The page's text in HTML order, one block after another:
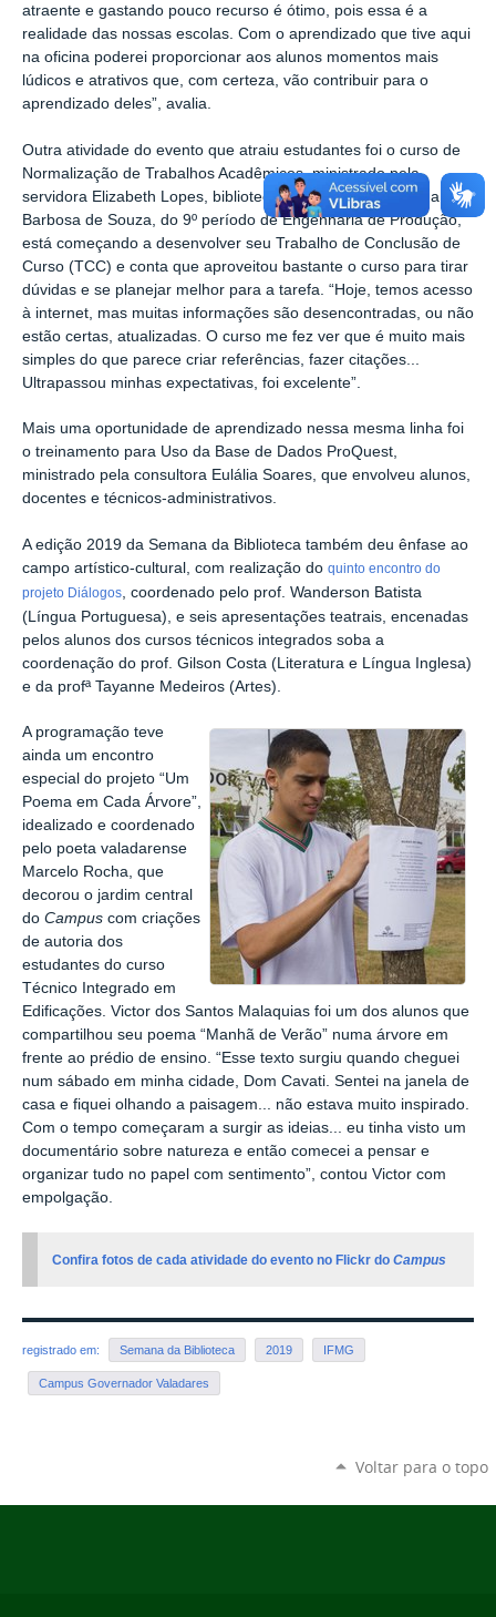
atraente e gastando pouco recurso é ótimo, pois essa é a
realidade das nossas escolas. Com o aprendizado que tive aqui
na oficina poderei proporcionar aos alunos momentos mais
lúdicos e atrativos que, com certeza, vão contribuir para o
aprendizado deles”, avalia.
Outra atividade do evento que atraiu estudantes foi o curso de
Normalização de Trabalhos Acadêmicos, ministrado pela
servidora Elizabeth Lopes, bibliotecária do Campus. Marina
Barbosa de Souza, do 9º período de Engenharia de Produção,
está começando a desenvolver seu Trabalho de Conclusão de
Curso (TCC) e conta que aproveitou bastante o curso para tirar
dúvidas e se planejar melhor para a tarefa. “Hoje, temos acesso
à internet, mas muitas informações são desencontradas, ou não
estão certas, atualizadas. O curso me fez ver que é muito mais
simples do que parece criar referências, fazer citações...
Ultrapassou minhas expectativas, foi excelente”.
Mais uma oportunidade de aprendizado nessa mesma linha foi
o treinamento para Uso da Base de Dados ProQuest,
ministrado pela consultora Eulália Soares, que envolveu alunos,
docentes e técnicos-administrativos.
A edição 2019 da Semana da Biblioteca também deu ênfase ao
campo artístico-cultural, com realização do quinto encontro do
projeto Diálogos , coordenado pelo prof. Wanderson Batista
(Língua Portuguesa), e seis apresentações teatrais, encenadas
pelos alunos dos cursos técnicos integrados soba a
coordenação do prof. Gilson Costa (Literatura e Língua Inglesa)
e da profª Tayanne Medeiros (Artes).
A programação teve
ainda um encontro
especial do projeto “Um
Poema em Cada Árvore”,
idealizado e coordenado
pelo poeta valadarense
Marcelo Rocha, que
decorou o jardim central
do Campus com criações
de autoria dos
estudantes do curso
Técnico Integrado em
Edificações. Victor dos Santos Malaquias foi um dos alunos que
compartilhou seu poema “Manhã de Verão” numa árvore em
frente ao prédio de ensino. “Esse texto surgiu quando cheguei
num sábado em minha cidade, Dom Cavati. Sentei na janela de
casa e fiquei olhando a paisagem... não estava muito inspirado.
Com o tempo começaram a surgir as ideias... eu tinha visto um
documentário sobre natureza e então comecei a pensar e
organizar tudo no papel com sentimento”, contou Victor com
empolgação.
Confira fotos de cada atividade do evento no Flickr doCampus
registrado em: Semana da Biblioteca 2019 IFMG
Campus Governador Valadares
Voltar para o topo